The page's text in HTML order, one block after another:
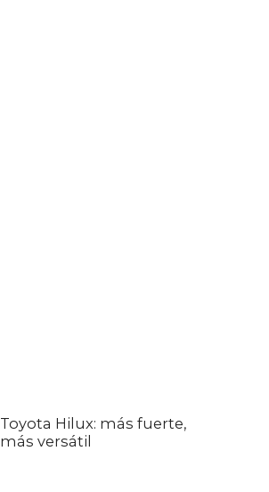
Toyota Hilux: más fuerte,
más versátil